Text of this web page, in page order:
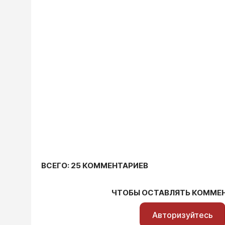
ВСЕГО: 25 КОММЕНТАРИЕВ
ЧТОБЫ ОСТАВЛЯТЬ
Авторизуйтесь